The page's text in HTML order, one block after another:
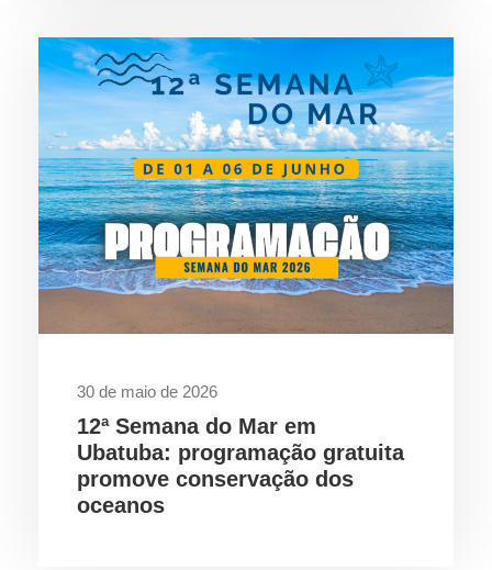
30 de maio de 2026
12ª Semana do Mar em
Ubatuba: programação gratuita
promove conservação dos
oceanos